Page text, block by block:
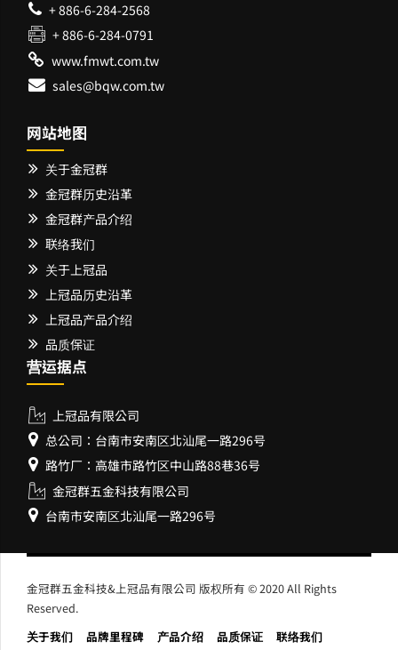
+ 886-6-284-2568
+ 886-6-284-0791
www.fmwt.com.tw
sales@bqw.com.tw
网站地图
关于金冠群
金冠群历史沿革
金冠群产品介绍
联络我们
关于上冠品
上冠品历史沿革
上冠品产品介绍
品质保证
营运据点
上冠品有限公司
总公司：台南市安南区北汕尾一路296号
路竹厂：高雄市路竹区中山路88巷36号
金冠群五金科技有限公司
台南市安南区北汕尾一路296号
金冠群五金科技&上冠品有限公司 版权所有 © 2020 All Rights
Reserved.
关于我们
品牌里程碑 产品介绍 品质保证
联络我们